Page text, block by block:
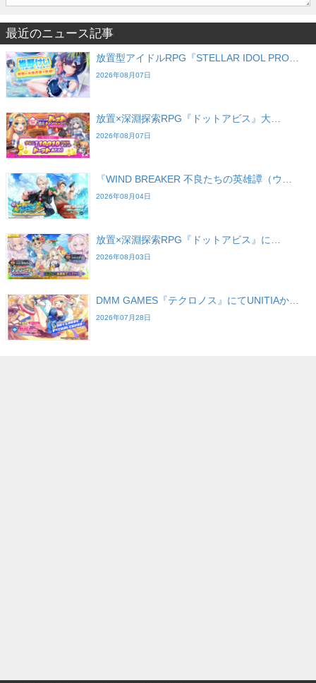
最近のニュース記事
放置型アイドルRPG『STELLAR IDOL PRO…
2026年08月07日
放置×深淵探索RPG『ドットアビス』大…
2026年08月07日
『WIND BREAKER 不良たちの英雄譚（ウ…
2026年08月04日
放置×深淵探索RPG『ドットアビス』に…
2026年08月03日
DMM GAMES『テクロノス』にてUNITIAか…
2026年07月28日